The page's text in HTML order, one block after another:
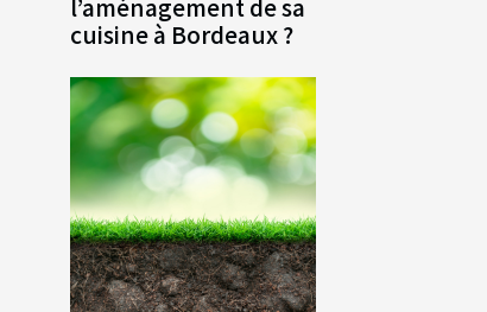
l’aménagement de sa
cuisine à Bordeaux ?